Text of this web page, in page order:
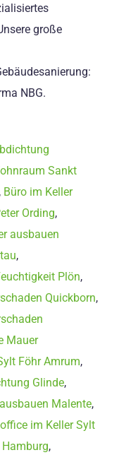
große
NBG.
Sankt
, Büro im Keller
Ording,
ausbauen
,
Plön,
Quickborn,
Mauer
Föhr Amrum,
Glinde,
Malente,
im Keller Sylt
,